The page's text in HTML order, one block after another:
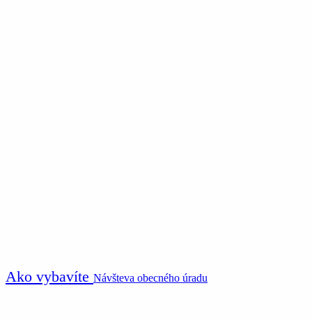
Ako vybavíte Návšteva obecného úradu